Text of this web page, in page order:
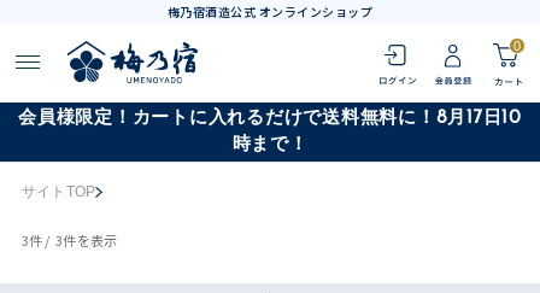
梅乃宿酒造公式 オンラインショップ
0
会員様限定！カートに入れるだけで送料無料に！8月17日10
時まで！
サイトTOP
3件 / 3件を表示